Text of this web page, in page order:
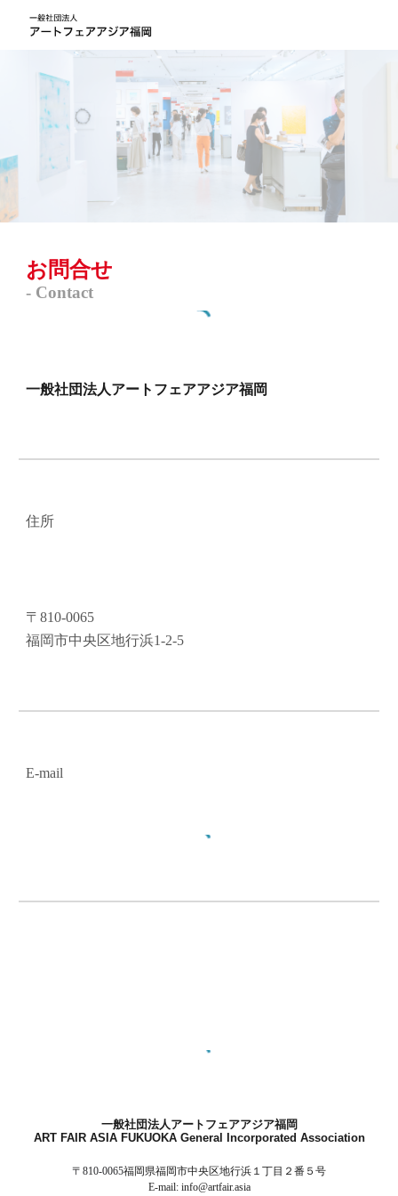
Skip to main content
お問合せ
- Contact
一般社団法人アートフェアアジア福岡
住所
〒810-0065
福岡市中央区地行浜1-2-5
E-mail
一般社団法人アートフェアアジア福岡
ART FAIR ASIA FUKUOKA General Incorporated Association
〒810-0065福岡県福岡市中央区地行浜１丁目２番５号
E-mail: info@artfair.asia